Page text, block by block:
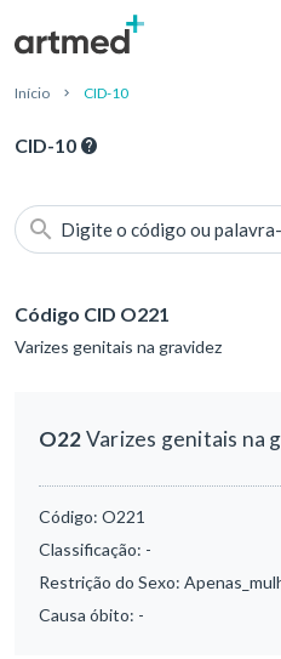
Início CID-10
CID-10
Digite o código ou
Código CID O221
Varizes genitais na gravidez
O22Varizes genitais na
Código: O221
Classificação: -
Restrição do Sexo:
Causa óbito: -